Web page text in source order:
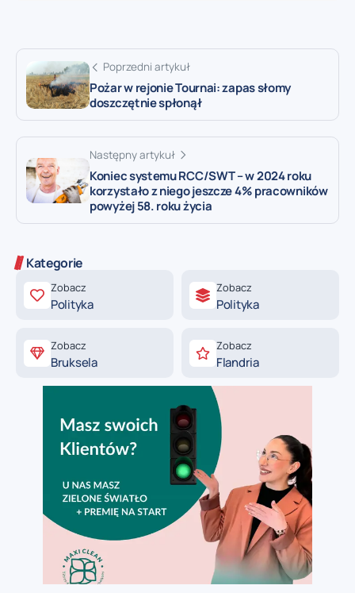
Poprzedni artykuł
Pożar w rejonie Tournai: zapas słomy
doszczętnie spłonął
Następny artykuł
Koniec systemu RCC/SWT – w 2024 roku
korzystało z niego jeszcze 4% pracowników
powyżej 58. roku życia
Kategorie
Zobacz
Polityka
Zobacz
Polityka
Zobacz
Bruksela
Zobacz
Flandria